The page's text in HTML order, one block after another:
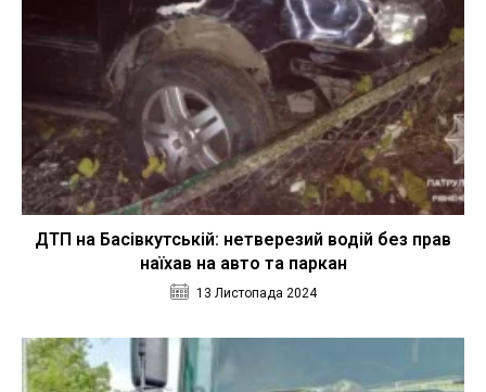
ДТП на Басівкутській: нетверезий водій без прав
наїхав на авто та паркан
13 Листопада 2024